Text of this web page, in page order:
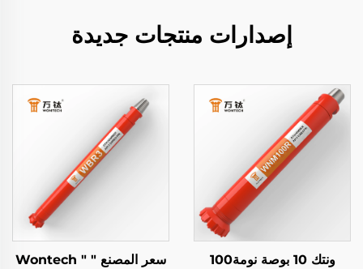
إصدارات منتجات جديدة
ونتك 10 بوصة نومة100
سعر المصنع " Wontech "